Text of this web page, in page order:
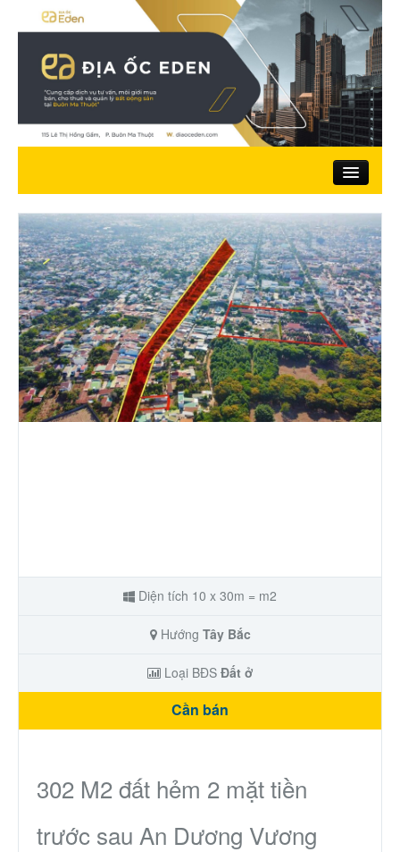
Trang chủ
Giới thiệu
Nhà đất bán
Đất ở
Nhà phố
Diện tích 10 x 30m = m2
Hướng Tây Bắc
Loại BĐS Đất ở
Cần bán
302 M2 đất hẻm 2 mặt tiền
trước sau An Dương Vương